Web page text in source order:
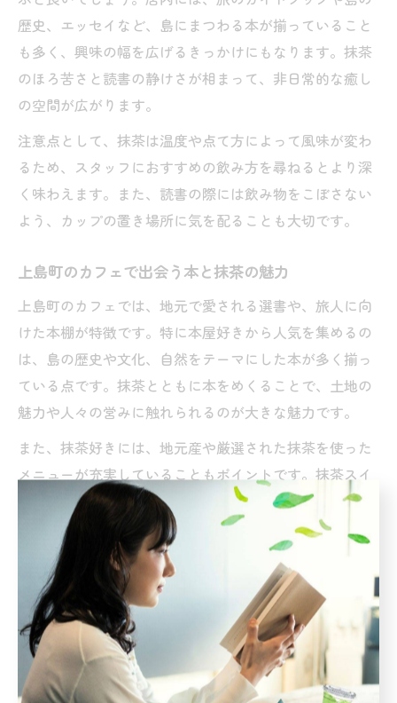
歴史、エッセイなど、島にまつわる本が揃っていること
も多く、興味の幅を広げるきっかけにもなります。抹茶
のほろ苦さと読書の静けさが相まって、非日常的な癒し
の空間が広がります。
注意点として、抹茶は温度や点て方によって風味が変わ
るため、スタッフにおすすめの飲み方を尋ねるとより深
く味わえます。また、読書の際には飲み物をこぼさない
よう、カップの置き場所に気を配ることも大切です。
上島町のカフェで出会う本と抹茶の魅力
上島町のカフェでは、地元で愛される選書や、旅人に向
けた本棚が特徴です。特に本屋好きから人気を集めるの
は、島の歴史や文化、自然をテーマにした本が多く揃っ
ている点です。抹茶とともに本をめくることで、土地の
魅力や人々の営みに触れられるのが大きな魅力です。
また、抹茶好きには、地元産や厳選された抹茶を使った
メニューが充実していることもポイントです。抹茶スイ
ーツや抹茶ラテ、さらには季節限定の抹茶大福など、カ
フェごとに工夫を凝らした一品を味わえます。例えば、
生名島カフェや弓削島カフェでは、抹茶の香りが漂う落
ち着いた空間で、読書とお茶の両方を満喫できます。
現地でしか手に入らない本や、島の作家による作品との
出会いも期待できます。カフェ巡りをしながら、抹茶と
本の新しい組み合わせを見つけるのも、上島町での楽し
み方のひとつです。